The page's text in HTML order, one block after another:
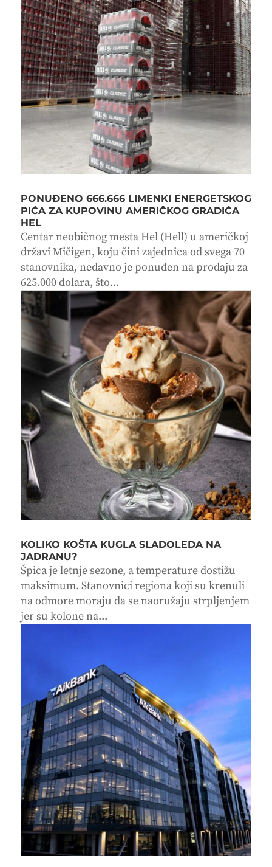
PONUĐENO 666.666 LIMENKI ENERGETSKOG
PIĆA ZA KUPOVINU AMERIČKOG GRADIĆA
HEL
Centar neobičnog mesta Hel (Hell) u američkoj
državi Mičigen, koju čini zajednica od svega 70
stanovnika, nedavno je ponuđen na prodaju za
625.000 dolara, što...
KOLIKO KOŠTA KUGLA SLADOLEDA NA
JADRANU?
Špica je letnje sezone, a temperature dostižu
maksimum. Stanovnici regiona koji su krenuli
na odmore moraju da se naoružaju strpljenjem
jer su kolone na...